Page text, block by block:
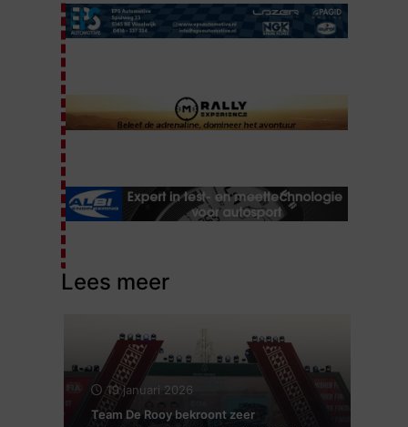
Lees meer
19 januari 2026
Team De Rooy bekroont zeer